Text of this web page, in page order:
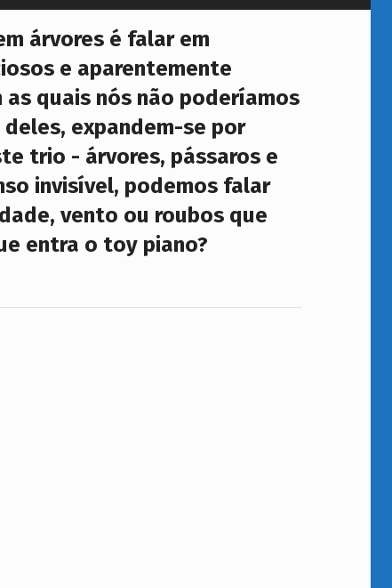
árvores é falar em
e aparentemente
quais nós não poderíamos
expandem-se por
trio - árvores, pássaros e
invisível, podemos falar
vento ou roubos que
entra o toy piano?